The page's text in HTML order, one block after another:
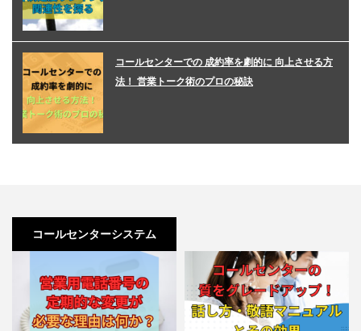
コールセンターでの 成約率を劇的に 向上させる方
法！ 営業トーク術のプロの秘訣
コールセンターシステム